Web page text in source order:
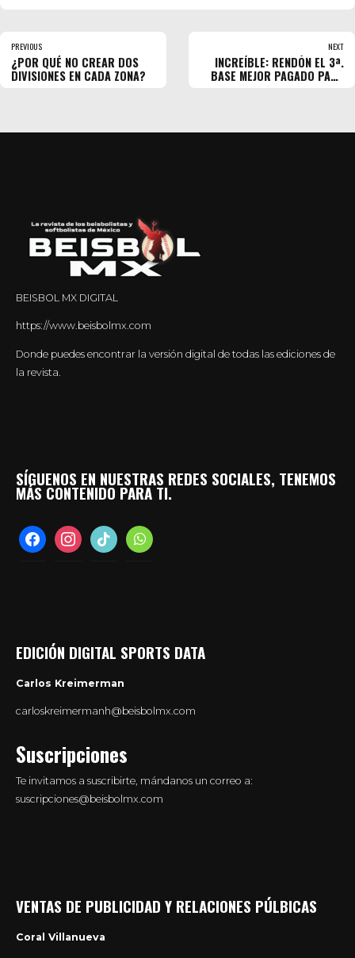
PREVIOUS
¿POR QUÉ NO CREAR DOS
DIVISIONES EN CADA ZONA?
NEXT
INCREÍBLE: RENDÓN EL 3ª.
BASE MEJOR PAGADO PARA
BEISBOL MX DIGITAL
https://www.beisbolmx.com
Donde puedes encontrar la versión digital de todas las ediciones de
la revista.
SÍGUENOS EN NUESTRAS REDES SOCIALES, TENEMOS
MÁS CONTENIDO PARA TI.
facebookinstagramtiktok whatsapp
EDICIÓN DIGITAL SPORTS DATA
Carlos Kreimerman
carloskreimermanh@beisbolmx.com
Suscripciones
Te invitamos a suscribirte, mándanos un correo a:
suscripciones@beisbolmx.com
VENTAS DE PUBLICIDAD Y RELACIONES PÚLBICAS
Coral Villanueva